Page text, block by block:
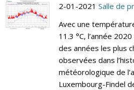
2-01-2021 Salle de
Avec une
11.3 °C, l’année
des années les plus
observées dans
météorologique de
Luxembourg-Findel